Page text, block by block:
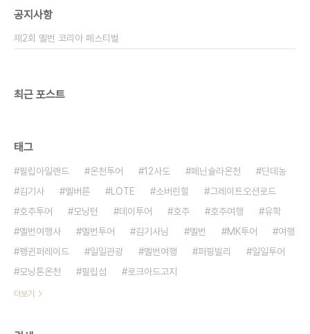
다. 출처:
공지사항
제2회 멜번 코리아 페스티벌
최근 포스트
태그
필립아일랜드 온천투어 12사도 페닌슐라온천
단데농
김기사
멜버른 LOTE 소버린힐
그레이트오션로드
호주투어
모닝턴 데이투어 호주 호주여행
유학
멜번여행사
멜번투어 김기사님 멜번 MK투어
여행
펭귄퍼레이드
일일관광 멜번여행 퍼핑빌리
일일투어
모닝톤온천
필립섬 로크아드고지
더보기